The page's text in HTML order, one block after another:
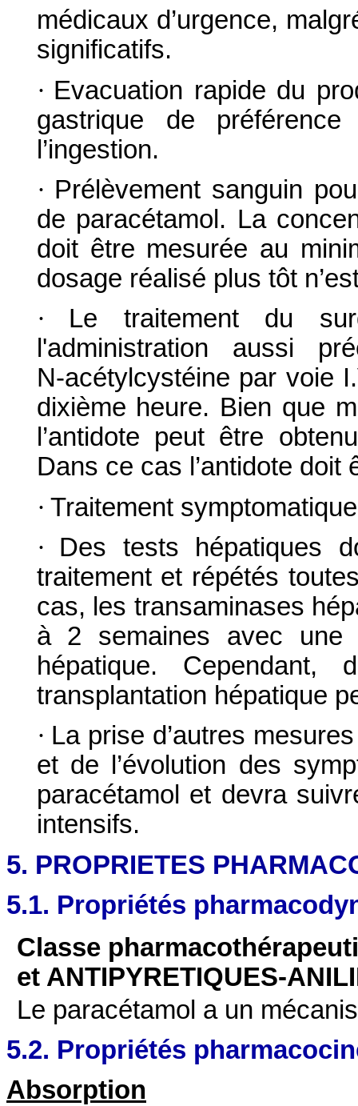
médicaux d’urgence,
significatifs.
· Evacuation rapide du
gastrique de
l’ingestion.
· Prélèvement sanguin
de paracétamol. La
doit être mesurée au
dosage réalisé plus tôt
·
Le traitement du
l'administration aussi
N‑acétylcystéine par voie
dixième heure. Bien que
l’antidote peut être
Dans ce cas l’antidote
· Traitement
·
Des tests hépatiques
traitement et répétés
cas, les transaminases
à 2 semaines avec une
hépatique.
transplantation hépatique
· La prise d’autres
et de l’évolution des
paracétamol et devra
intensifs.
5. PROPRIETES
5.1. Propriétés
Classe
et
Le paracétamol a un
5.2. Propriétés
Absorption